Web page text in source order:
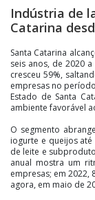
Indústria de
Catarina
Santa Catarina
seis anos, de 2020
cresceu 59%,
empresas no
Estado de Santa
ambiente favorável
O segmento
iogurte e queijos
de leite e
anual mostra um
empresas; em 2022,
agora, em maio de